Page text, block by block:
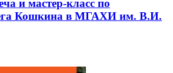
и мастер-класс по
Кошкина в МГАХИ им. В.И.